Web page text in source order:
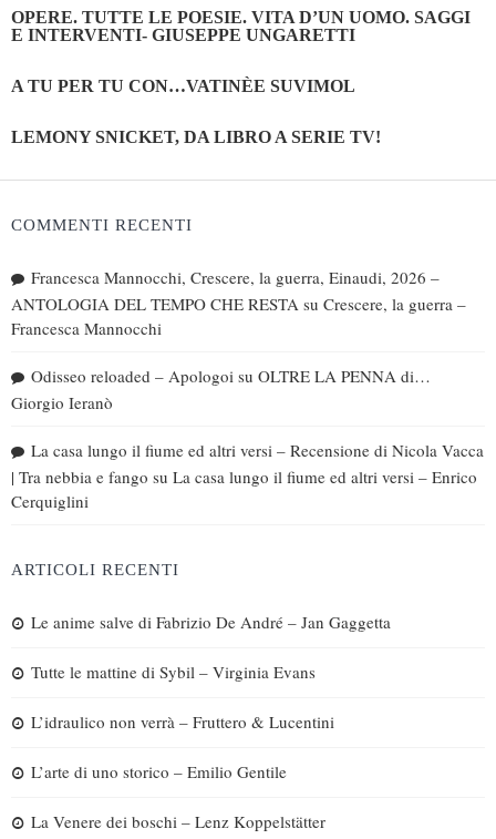
OPERE. TUTTE LE POESIE. VITA D’UN UOMO. SAGGI
E INTERVENTI- GIUSEPPE UNGARETTI
A TU PER TU CON…VATINÈE SUVIMOL
LEMONY SNICKET, DA LIBRO A SERIE TV!
COMMENTI RECENTI
Francesca Mannocchi, Crescere, la guerra, Einaudi, 2026 –
ANTOLOGIA DEL TEMPO CHE RESTA su Crescere, la guerra –
Francesca Mannocchi
Odisseo reloaded – Apologoi su OLTRE LA PENNA di…
Giorgio Ieranò
La casa lungo il fiume ed altri versi – Recensione di Nicola Vacca
| Tra nebbia e fango su La casa lungo il fiume ed altri versi – Enrico
Cerquiglini
ARTICOLI RECENTI
Le anime salve di Fabrizio De André – Jan Gaggetta
Tutte le mattine di Sybil – Virginia Evans
L’idraulico non verrà – Fruttero & Lucentini
L’arte di uno storico – Emilio Gentile
La Venere dei boschi – Lenz Koppelstätter